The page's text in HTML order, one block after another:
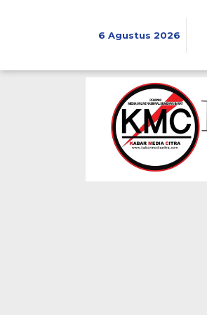
6 Agustus 2026